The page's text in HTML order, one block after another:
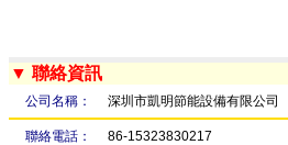
▼ 聯絡資訊
公司名稱： 深圳市凱明節能設備有限公司
聯絡電話： 86-15323830217